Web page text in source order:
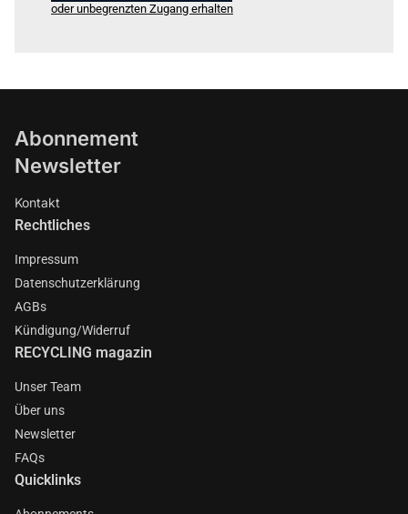
oder unbegrenzten Zugang erhalten
Abonnement
Newsletter
Kontakt
Rechtliches
Impressum
Datenschutzerklärung
AGBs
Kündigung/Widerruf
RECYCLING magazin
Unser Team
Über uns
Newsletter
FAQs
Quicklinks